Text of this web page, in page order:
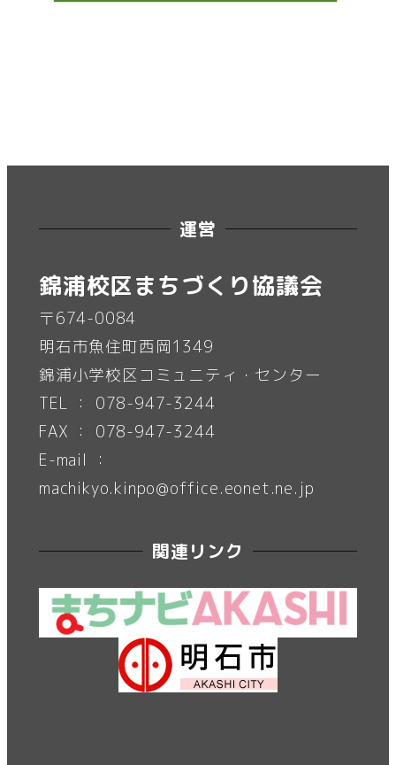
運営
錦浦校区まちづくり協議会
〒674-0084
明石市魚住町西岡1349
錦浦小学校区コミュニティ・センター
TEL ： 078-947-3244
FAX ： 078-947-3244
E-mail ：
machikyo.kinpo@office.eonet.ne.jp
関連リンク